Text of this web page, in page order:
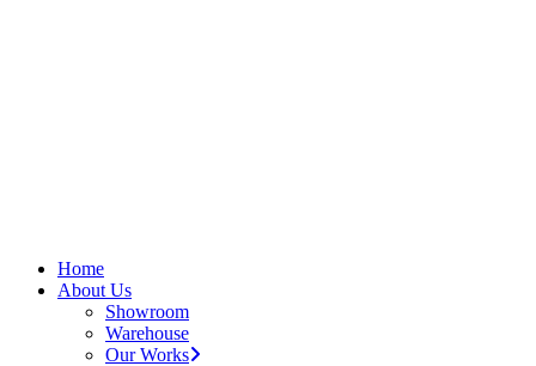
Home
About Us
Showroom
Warehouse
Our Works